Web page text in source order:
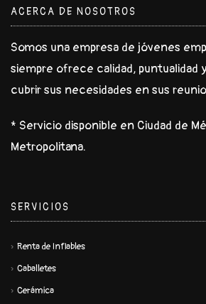
ACERCA DE NOSOTROS
Somos una empresa de jóvenes
siempre ofrece calidad, puntualidad
cubrir sus necesidades en sus
* Servicio disponible en Ciudad de
Metropolitana.
SERVICIOS
Renta de Inflables
Caballetes
Cerámica